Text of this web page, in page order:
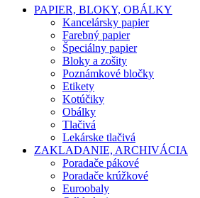
PAPIER, BLOKY, OBÁLKY
Kancelársky papier
Farebný papier
Špeciálny papier
Bloky a zošity
Poznámkové bločky
Etikety
Kotúčiky
Obálky
Tlačivá
Lekárske tlačivá
ZAKLADANIE, ARCHIVÁCIA
Poradače pákové
Poradače krúžkové
Euroobaly